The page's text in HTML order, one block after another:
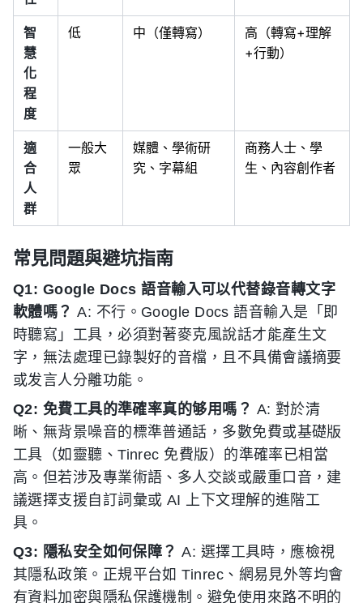
智
慧
化
程
度
低 中（僅轉寫）
高（轉寫+理解
+行動）
適
合
人
群
一般大
眾
媒體、學術研
究、字幕組
商務人士、學
生、內容創作者
常見問題與避坑指南
Q1: Google Docs 語音輸入可以代替錄音轉文字
軟體嗎？ A: 不行。Google Docs 語音輸入是「即
時聽寫」工具，必須對著麥克風說話才能產生文
字，無法處理已錄製好的音檔，且不具備會議摘要
或发言人分離功能。
Q2: 免費工具的準確率真的够用嗎？ A: 對於清
晰、無背景噪音的標準普通話，多數免費或基礎版
工具（如靈聽、Tinrec 免費版）的準確率已相當
高。但若涉及專業術語、多人交談或嚴重口音，建
議選擇支援自訂詞彙或 AI 上下文理解的進階工
具。
Q3: 隱私安全如何保障？ A: 選擇工具時，應檢視
其隱私政策。正規平台如 Tinrec、網易見外等均會
有資料加密與隱私保護機制。避免使用來路不明的